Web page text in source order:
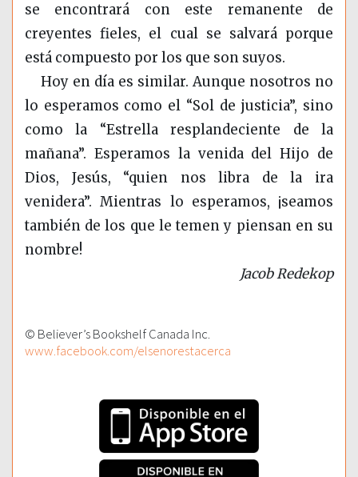
se encontrará con este remanente de
creyentes fieles, el cual se salvará porque
está compuesto por los que son suyos.
Hoy en día es similar. Aunque nosotros no
lo esperamos como el “Sol de justicia”, sino
como la “Estrella resplandeciente de la
mañana”. Esperamos la venida del Hijo de
Dios, Jesús, “quien nos libra de la ira
venidera”. Mientras lo esperamos, ¡seamos
también de los que le temen y piensan en su
nombre!
Jacob Redekop
© Believer’s Bookshelf Canada Inc.
www.facebook.com/elsenorestacerca